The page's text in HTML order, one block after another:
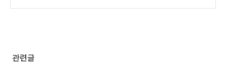
관련글